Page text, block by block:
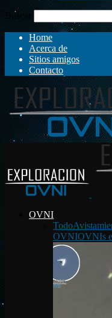
Buscar
Home
Acerca de
Sitios amigos
Contacto
OVNI
Todo
OVNIOVNIs